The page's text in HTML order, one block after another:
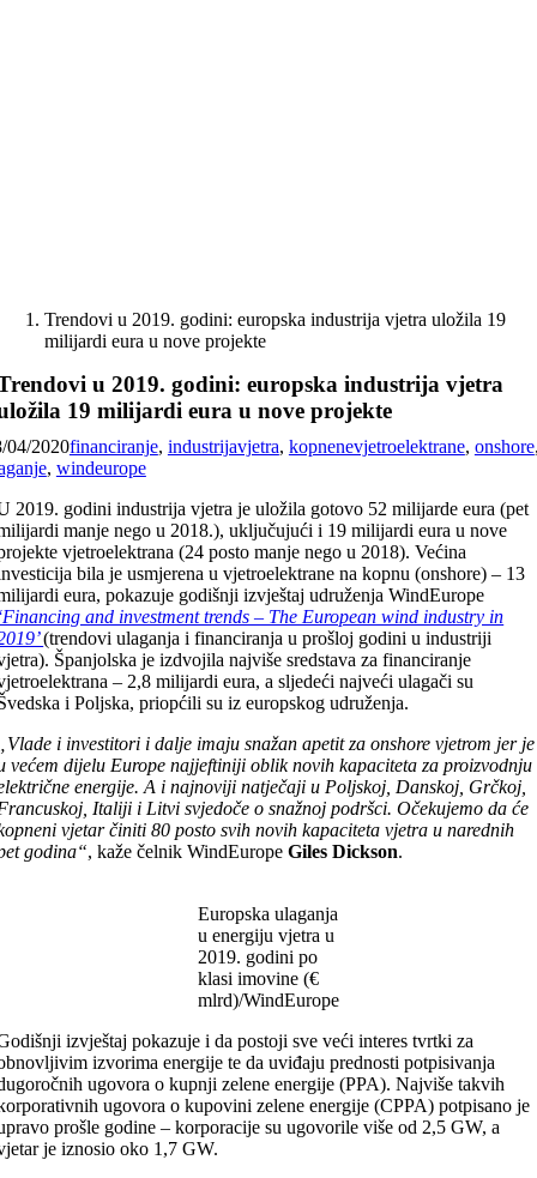
Trendovi u 2019. godini: europska industrija vjetra uložila 19
milijardi eura u nove projekte
u 2019. godini: europska industrija vjetra
19 milijardi eura u nove projekte
04/2020financiranje, industrijavjetra, kopnenevjetroelektrane, onshore
, windeurope
2019. godini industrija vjetra je uložila gotovo 52 milijarde eura (pet
manje nego u 2018.), uključujući i 19 milijardi eura u nove
vjetroelektrana (24 posto manje nego u 2018). Većina
bila je usmjerena u vjetroelektrane na kopnu (onshore) – 13
eura, pokazuje godišnji izvještaj udruženja WindEurope
and investment trends – The European wind industry in
(trendovi ulaganja i financiranja u prošloj godini u industriji
Španjolska je izdvojila najviše sredstava za financiranje
– 2,8 milijardi eura, a sljedeći najveći ulagači su
i Poljska, priopćili su iz europskog udruženja.
i investitori i dalje imaju snažan apetit za onshore vjetrom jer je
većem dijelu Europe najjeftiniji oblik novih kapaciteta za proizvodnju
energije. A i najnoviji natječaji u Poljskoj, Danskoj, Grčkoj,
Italiji i Litvi svjedoče o snažnoj podršci. Očekujemo da će
vjetar činiti 80 posto svih novih kapaciteta vjetra u narednih
godina“, kaže čelnik WindEuropeGiles Dickson.
Europska ulaganja
u energiju vjetra u
2019. godini po
klasi imovine (€
mlrd)/WindEurope
izvještaj pokazuje i da postoji sve veći interes tvrtki za
izvorima energije te da uviđaju prednosti potpisivanja
ugovora o kupnji zelene energije (PPA). Najviše takvih
ugovora o kupovini zelene energije (CPPA) potpisano je
prošle godine – korporacije su ugovorile više od 2,5 GW, a
je iznosio oko 1,7 GW.